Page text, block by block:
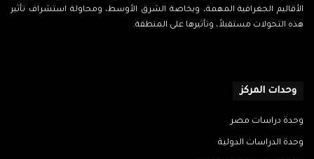
الأقاليم الجغرافية المهمة، وبخاصة الشرق الأوسط، ومحاولة استشراف تأثير
هذه التحولات مستقبلاً، وتأثيرها على المنطقة.
وحدات المركز
وحدة دراسات مصر
وحدة الدراسات الدولية